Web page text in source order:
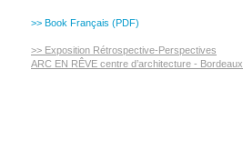
>> Book Français (PDF)
>> Exposition Rétrospective-Perspectives
ARC EN RÊVE centre d’architecture - Bordeaux